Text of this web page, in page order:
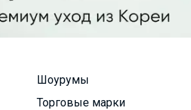
Шоурумы
Торговые марки